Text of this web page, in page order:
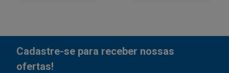
Cadastre-se para receber nossas
ofertas!